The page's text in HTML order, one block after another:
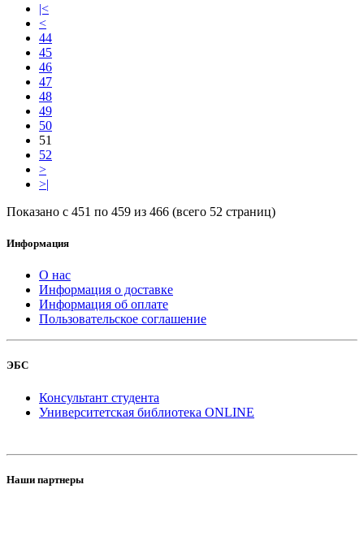
|<
<
44
45
46
47
48
49
50
51
52
>
>|
Показано с 451 по 459 из 466 (всего 52 страниц)
Информация
О нас
Информация о доставке
Информация об оплате
Пользовательское соглашение
ЭБС
Консультант студента
Университетская библиотека ONLINE
Наши партнеры